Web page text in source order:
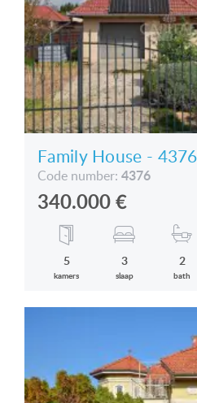
Family House - 4376
Code number: 4376
340.000€
5
kamers
3
slaap
2
bath